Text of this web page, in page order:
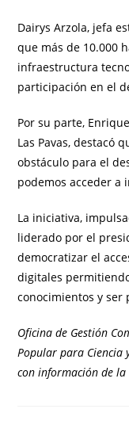
Dairys Arzola, jefa
que más de 10.000
infraestructura
participación en el
Por su parte,
Las Pavas, destacó
obstáculo para el
podemos acceder a
La iniciativa,
liderado por el
democratizar el
digitales
conocimientos y ser
Oficina de Gestión
Popular para Ciencia
con información de